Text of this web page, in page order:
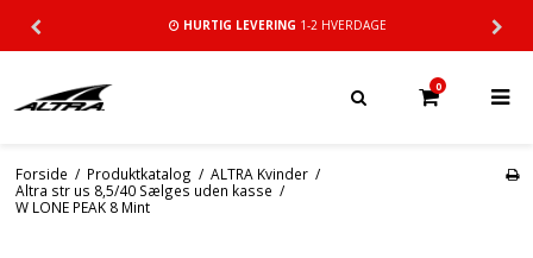
HURTIG LEVERING 1-2 HVERDAGE
0
Forside / Produktkatalog / ALTRA Kvinder /
Altra str us 8,5/40 Sælges uden kasse /
W LONE PEAK 8 Mint